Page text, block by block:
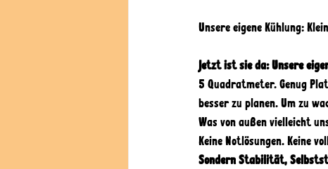
Unsere eigene Kühlung:
Jetzt ist sie da: Unsere
5 Quadratmeter. Genug
besser zu planen. Um zu
Was von außen vielleicht
Keine Notlösungen. Keine
Sondern Stabilität,